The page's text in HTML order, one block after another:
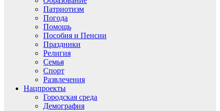
Патриотизм
Погода
Помощь
Пособия и Пенсии
Праздники
Религия
Семья
Спорт
Развлечения
Нацпроекты
Городская среда
Демография